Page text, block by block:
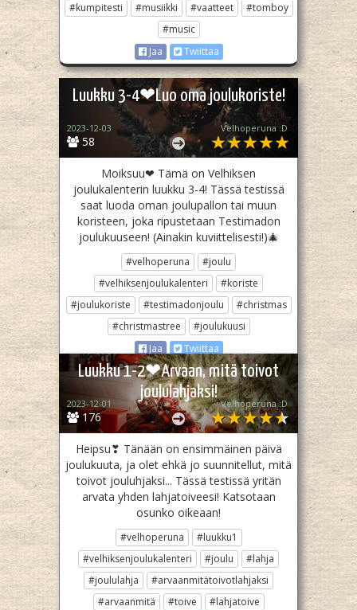
#kumpitesti
#musiikki #vaatteet
#tomboy
#music
Jaa
Twiittaa
Luukku 3-4❤Luo oma joulukoriste!
58
2023-12-03 Velhoperuna :D
Moiksuu❤ Tämä on Velhiksen
joulukalenterin luukku 3-4! Tässä testissä
saat luoda oman joulupallon tai muun
koristeen, joka ripustetaan Testimadon
joulukuuseen! (Ainakin kuviittelisesti!)🎄
#velhoperuna
#joulu
#velhiksenjoulukalenteri
#koriste
#joulukoriste
#testimadonjoulu
#christmas
#christmastree
#joulukuusi
Jaa
Twiittaa
Luukku 1-2❤Arvaan, mitä toivot
joululahjaksi!
176
2023-12-01 Velhoperuna :D
Heipsu❣ Tänään on ensimmäinen päivä
joulukuuta, ja olet ehkä jo suunnitellut, mitä
toivot jouluhjaksi... Tässä testissä yritän
arvata yhden lahjatoiveesi! Katsotaan
osunko oikeaan!
#velhoperuna
#luukku1
#velhiksenjoulukalenteri
#joulu
#lahja
#joululahja
#arvaanmitätoivotlahjaksi
#arvaanmitä
#toive
#lahjatoive